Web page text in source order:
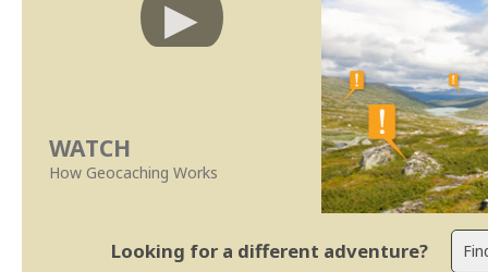
WATCH
How Geocaching Works
Looking for a different adventure?